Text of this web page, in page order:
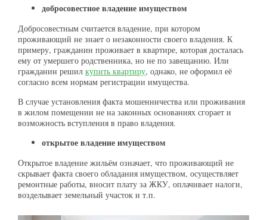
добросовестное владение имуществом
Добросовестным считается владение, при котором
проживающий не знает о незаконности своего владения. К
примеру, гражданин проживает в квартире, которая досталась
ему от умершего родственника, но не по завещанию. Или
гражданин решил купить квартиру, однако, не оформил её
согласно всем нормам регистрации имущества.
В случае установления факта мошенничества или проживания
в жилом помещении не на законных основаниях сгорает и
возможность вступления в право владения.
открытое владение имуществом
Открытое владение жильём означает, что проживающий не
скрывает факта своего обладания имуществом, осуществляет
ремонтные работы, вносит плату за ЖКУ, оплачивает налоги,
возделывает земельный участок и т.п.